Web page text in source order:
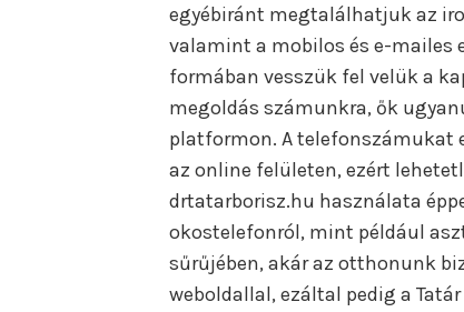
egyébiránt megtalálhatjuk az
valamint a mobilos és e-mailes
formában vesszük fel velük a
megoldás számunkra, ők
platformon. A telefonszámukat
az online felületen, ezért
drtatarborisz.hu használata
okostelefonról, mint például
sűrűjében, akár az otthonunk
weboldallal, ezáltal pedig a